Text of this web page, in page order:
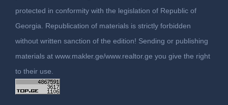
protected in conformity with the legislation of Republic of
Georgia. Republication of materials is strictly forbidden
without written sanction of the edition! Sending or publishing
materials at www.makler.ge/www.realtor.ge you give the right
to their use.